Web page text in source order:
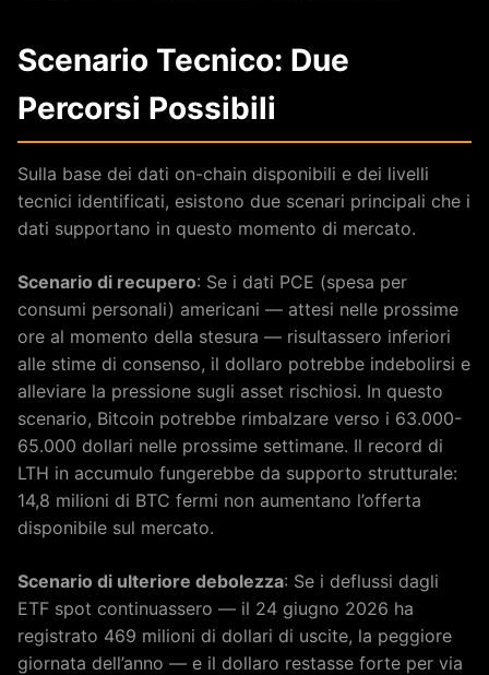
Scenario Tecnico: Due
Percorsi Possibili
Sulla base dei dati on-chain disponibili e dei livelli
tecnici identificati, esistono due scenari principali che i
dati supportano in questo momento di mercato.
Scenario di recupero: Se i dati PCE (spesa per
consumi personali) americani — attesi nelle prossime
ore al momento della stesura — risultassero inferiori
alle stime di consenso, il dollaro potrebbe indebolirsi e
alleviare la pressione sugli asset rischiosi. In questo
scenario, Bitcoin potrebbe rimbalzare verso i 63.000-
65.000 dollari nelle prossime settimane. Il record di
LTH in accumulo fungerebbe da supporto strutturale:
14,8 milioni di BTC fermi non aumentano l’offerta
disponibile sul mercato.
Scenario di ulteriore debolezza: Se i deflussi dagli
ETF spot continuassero — il 24 giugno 2026 ha
registrato 469 milioni di dollari di uscite, la peggiore
giornata dell’anno — e il dollaro restasse forte per via